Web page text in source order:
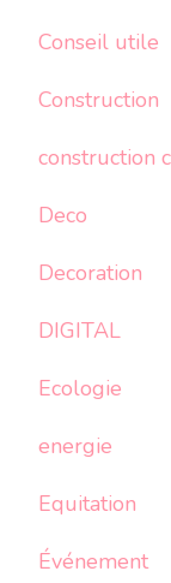
Conseil utile
Construction
construction
Deco
Decoration
DIGITAL
Ecologie
energie
Equitation
Événement